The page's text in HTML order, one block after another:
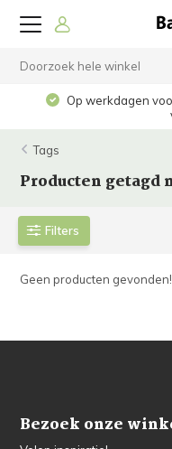
Op werkdagen
Tags
Producten getagd
Filters
Geen producten
Bezoek onze